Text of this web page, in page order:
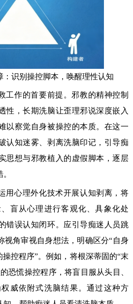
：识别操控脚本，唤醒理性认知
工作的首要前提。邪教的精神控制
性，长期洗脑让歪理邪说深度嵌入
以察觉自身被操控的本质。在这一
认知迷雾、剥离洗脑印记，引导痴
思想与邪教植入的虚假脚本，逐层
用心理外化技术开展认知剥离，将
盲从心理进行客观化、具象化处
错误认知闭环。应引导痴迷人员跳
视角审视自身想法，明确区分“自身
控程序”。例如，将根深蒂固的“末
恐慌操控程序，将盲目服从头目、
威依附式洗脑结果。通过这种方